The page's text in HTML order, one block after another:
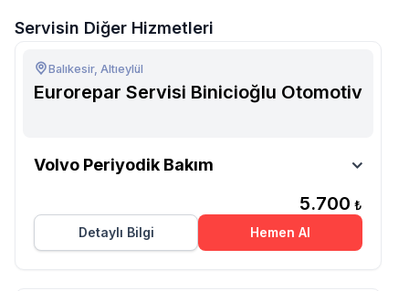
Servisin Diğer Hizmetleri
Balıkesir, Altıeylül
Eurorepar Servisi Binicioğlu Otomotiv
Otomotiv
Volvo Periyodik Bakım
5.700 ₺
Detaylı Bilgi
Hemen Al